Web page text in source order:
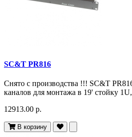
SC&T PR816
Снято c производства !!! SC&T
каналов для монтажа в 19' стойку
12913.00 р.
В корзину